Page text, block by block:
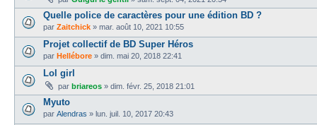
Quelle police de caractères pour une édition BD ?
par Zaitchick » mar. août 10, 2021 10:55
Projet collectif de BD Super Héros
par Hellébore » dim. mai 20, 2018 22:41
Lol girl
par briareos » dim. févr. 25, 2018 21:01
Myuto
par Alendras » lun. juil. 10, 2017 20:43